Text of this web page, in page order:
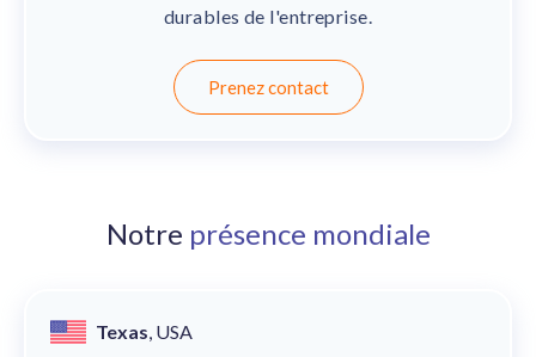
durables de l'entreprise.
Prenez contact
Notre présence mondiale
Texas, USA